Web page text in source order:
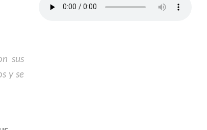
sus
y se